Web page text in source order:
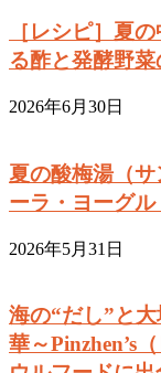
［レシピ］夏
る酢と発酵野
2026年6月30日
夏の酸梅湯（
ーラ・ヨーグ
2026年5月31日
海の“だし”と
華～Pinzhen’s